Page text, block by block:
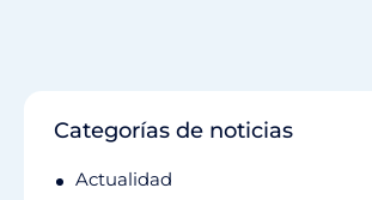
Categorías de noticias
Actualidad